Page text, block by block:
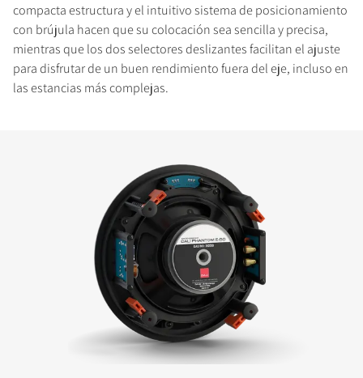
compacta estructura y el intuitivo sistema de posicionamiento
con brújula hacen que su colocación sea sencilla y precisa,
mientras que los dos selectores deslizantes facilitan el ajuste
para disfrutar de un buen rendimiento fuera del eje, incluso en
las estancias más complejas.